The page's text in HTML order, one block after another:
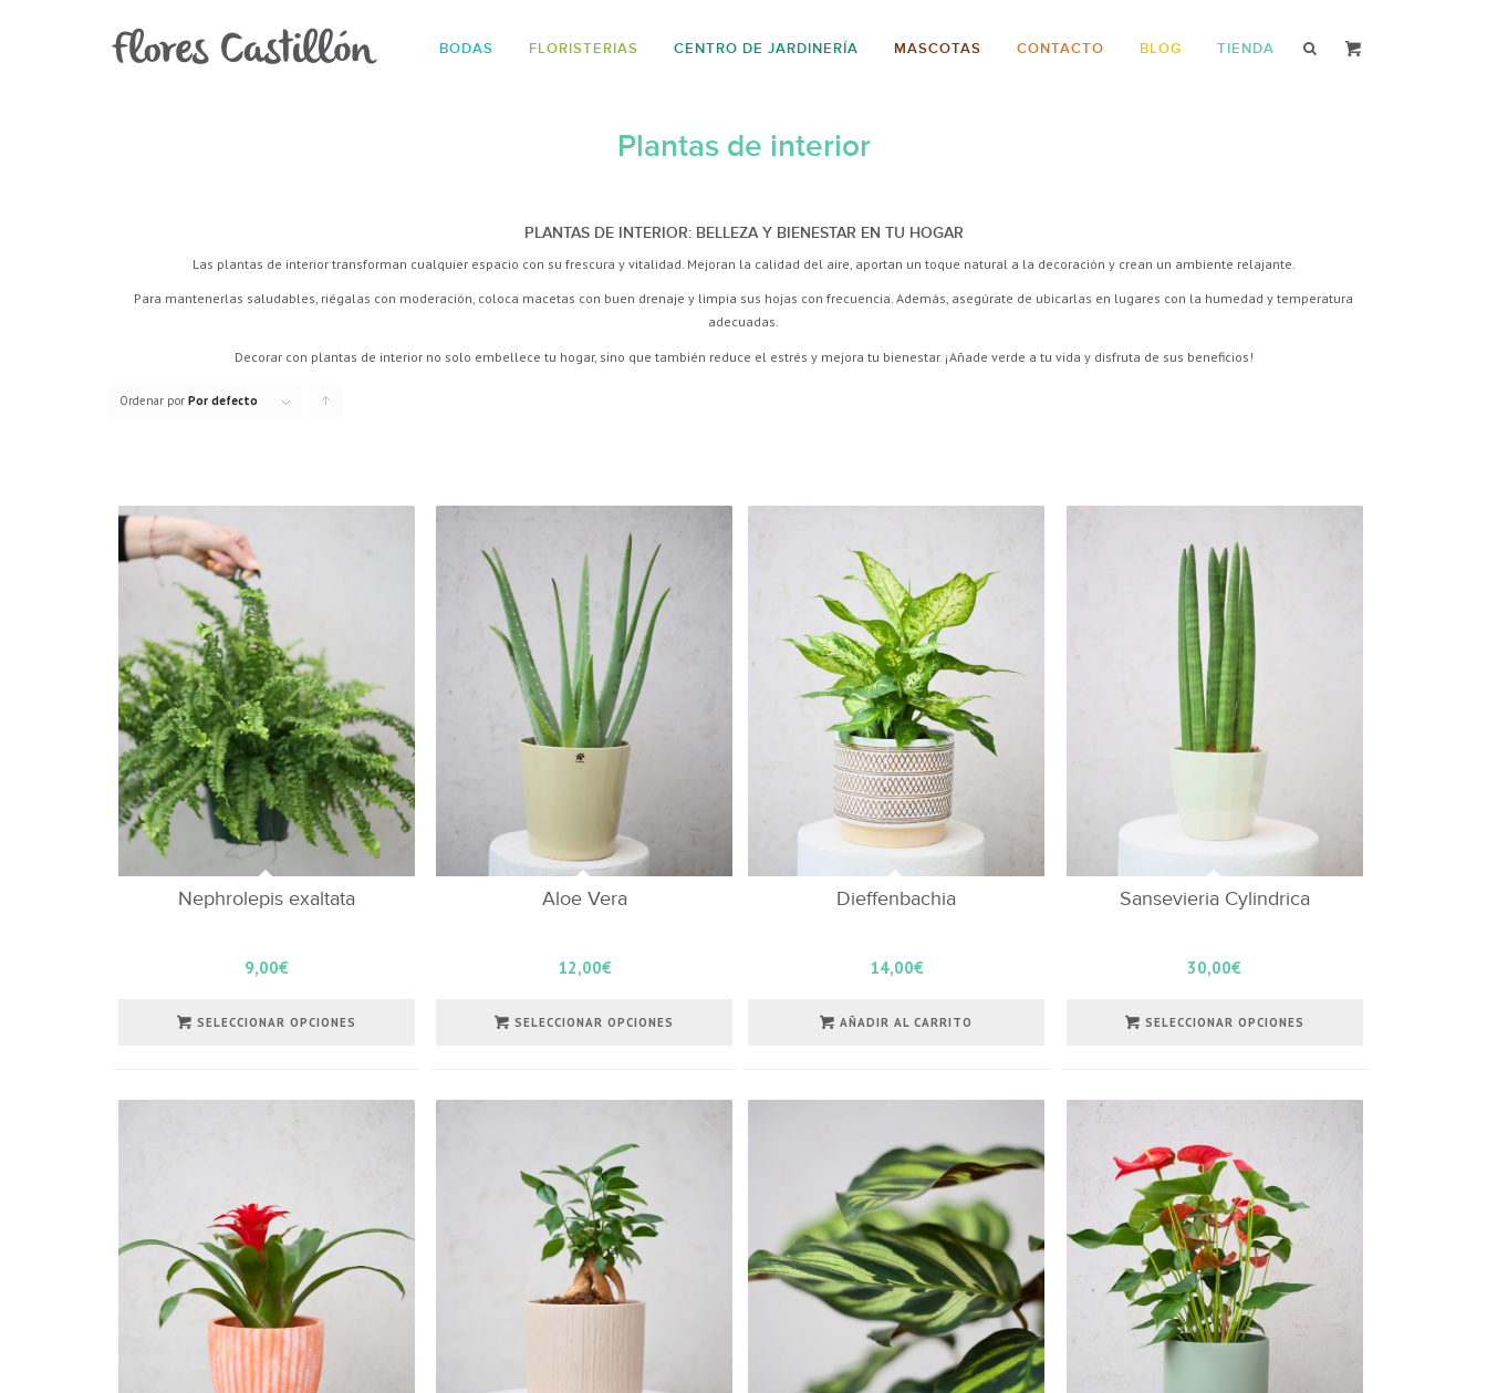
BODAS FLORISTERIAS CENTRO DE JARDINERÍA MASCOTAS CONTACTO BLOG TIENDA
Plantas de interior
PLANTAS DE INTERIOR: BELLEZA Y BIENESTAR EN TU HOGAR
Las plantas de interior transforman cualquier espacio con su frescura y vitalidad. Mejoran la calidad del aire, aportan un toque natural a la decoración y crean un ambiente relajante.
Para mantenerlas saludables, riégalas con moderación, coloca macetas con buen drenaje y limpia sus hojas con frecuencia. Además, asegúrate de ubicarlas en lugares con la humedad y temperatura
adecuadas.
Decorar con plantas de interior no solo embellece tu hogar, sino que también reduce el estrés y mejora tu bienestar. ¡Añade verde a tu vida y disfruta de sus beneficios!
Ordenar por Por defecto
los
Nephrolepis exaltata
9,00€
SELECCIONAR OPCIONES
Aloe Vera
12,00€
SELECCIONAR OPCIONES
Dieffenbachia
14,00€
AÑADIR AL CARRITO
Sansevieria Cylindrica
30,00€
SELECCIONAR OPCIONES